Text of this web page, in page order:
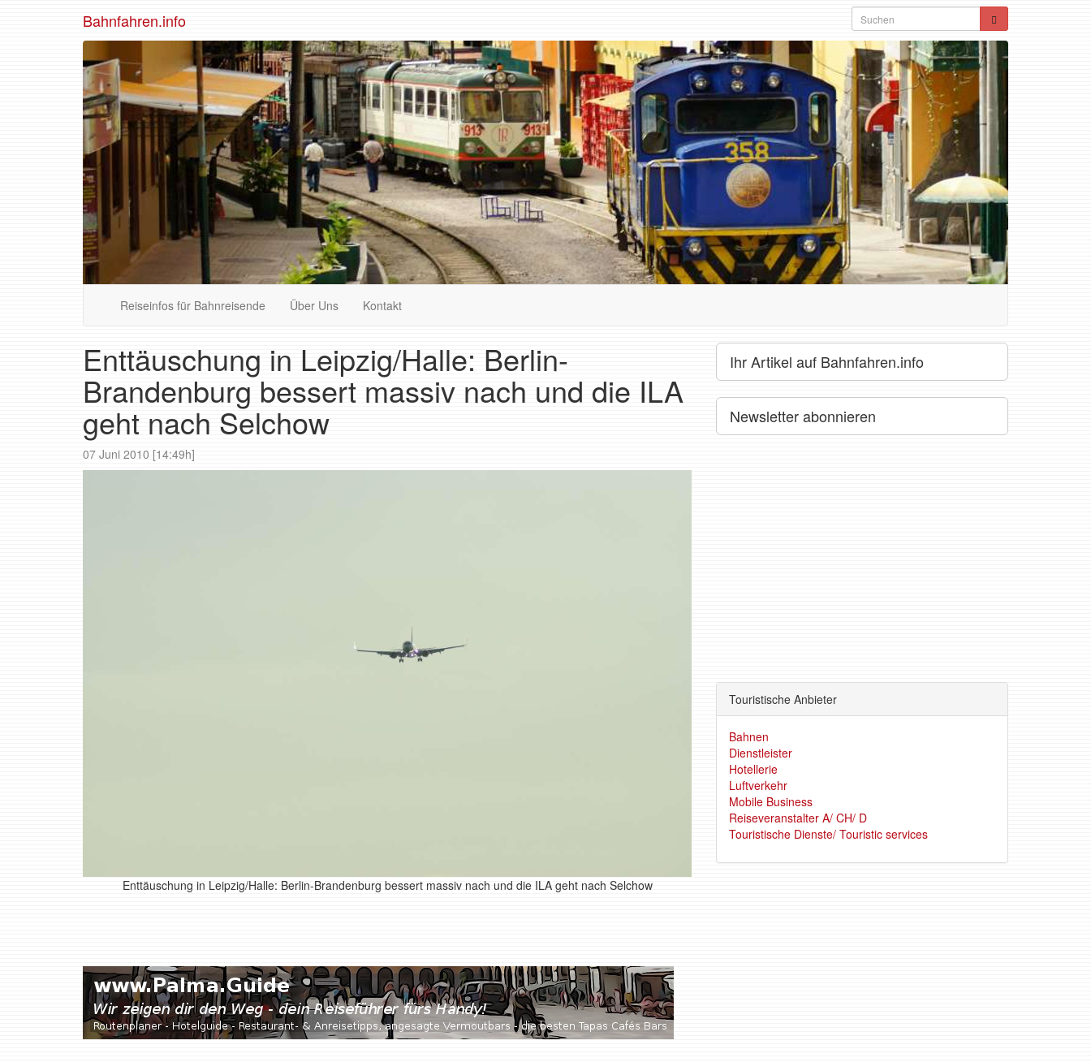
Bahnfahren.info
Reiseinfos für Bahnreisende Über Uns Kontakt
Enttäuschung in Leipzig/Halle: Berlin-
Brandenburg bessert massiv nach und die ILA
geht nach Selchow
07 Juni 2010 [14:49h]
Enttäuschung in Leipzig/Halle: Berlin-Brandenburg bessert massiv nach und die ILA geht nach Selchow
Ihr Artikel auf Bahnfahren.info
Newsletter abonnieren
Touristische Anbieter
Bahnen
Dienstleister
Hotellerie
Luftverkehr
Mobile Business
Reiseveranstalter A/ CH/ D
Touristische Dienste/ Touristic services